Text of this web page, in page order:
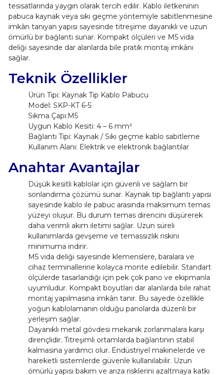
tesisatlarında yaygın olarak tercih edilir. Kablo iletkeninin
pabuca kaynak veya sıkı geçme yöntemiyle sabitlenmesine
imkân tanıyan yapısı sayesinde titreşime dayanıklı ve uzun
ömürlü bir bağlantı sunar. Kompakt ölçüleri ve M5 vida
deliği sayesinde dar alanlarda bile pratik montaj imkânı
sağlar.
Teknik Özellikler
Ürün Tipi: Kaynak Tip Kablo Pabucu
Model: SKP-KT 6-5
Sıkma Çapı:M5
Uygun Kablo Kesiti: 4 – 6 mm²
Bağlantı Tipi: Kaynak / Sıkı geçme kablo sabitleme
Kullanım Alanı: Elektrik ve elektronik bağlantılar
Anahtar Avantajlar
Düşük kesitli kablolar için güvenli ve sağlam bir
sonlandırma çözümü sunar. Kaynak tip bağlantı yapısı
sayesinde kablo ile pabuc arasında maksimum temas
yüzeyi oluşur. Bu durum temas direncini düşürerek
daha verimli akım iletimi sağlar. Uzun süreli
kullanımlarda gevşeme ve temassızlık riskini
minimuma indirir.
M5 vida deliği sayesinde klemenslere, baralara ve
cihaz terminallerine kolayca monte edilebilir. Standart
ölçülerde tasarlandığı için pek çok pano ve ekipmanla
uyumludur. Kompakt boyutları dar alanlarda bile rahat
montaj yapılmasına imkân tanır. Bu sayede özellikle
yoğun kablolamanın olduğu panolarda düzenli bir
yerleşim sağlar.
Dayanıklı metal gövdesi mekanik zorlanmalara karşı
dirençlidir. Titreşimli ortamlarda bağlantının stabil
kalmasına yardımcı olur. Endüstriyel makinelerde ve
hareketli sistemlerde güvenle kullanılabilir. Uzun
ömürlü yapısı bakım ve arıza risklerini azaltmaya katkı